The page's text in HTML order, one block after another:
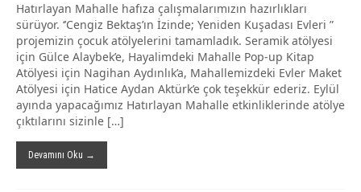
Hatırlayan Mahalle hafıza çalışmalarımızın hazırlıkları
sürüyor. ‘’Cengiz Bektaş’ın İzinde; Yeniden Kuşadası Evleri ”
projemizin çocuk atölyelerini tamamladık. Seramik atölyesi
için Gülce Alaybek’e, Hayalimdeki Mahalle Pop-up Kitap
Atölyesi için Nagihan Aydınlık’a, Mahallemizdeki Evler Maket
Atölyesi için Hatice Aydan Aktürk’e çok teşekkür ederiz. Eylül
ayında yapacağımız Hatırlayan Mahalle etkinliklerinde atölye
çıktılarını sizinle […]
Devamını Oku →